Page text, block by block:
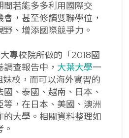
間若能多多利用國際交
，甚至修讀雙聯學位，
、增添國際競爭力。
專校院所做的「2018國
查報告中， 大葉大學一
校，而可以海外實習的
、泰國、越南、日本、
等，在日本、美國、澳洲
的大學。相關資料整理如